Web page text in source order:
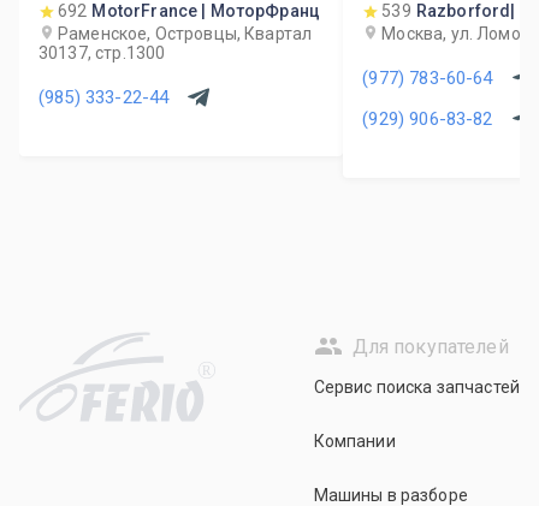
692 MotorFrance | МоторФранц
Раменское, Островцы, Квартал
30137, стр.1300
(985) 333-22-44
539 Razborford|
Москва, ул.
(977) 783-60-64
(929) 906-83-82
R
Для покупателей
Сервис поиска запчастей
Компании
Машины в разборе